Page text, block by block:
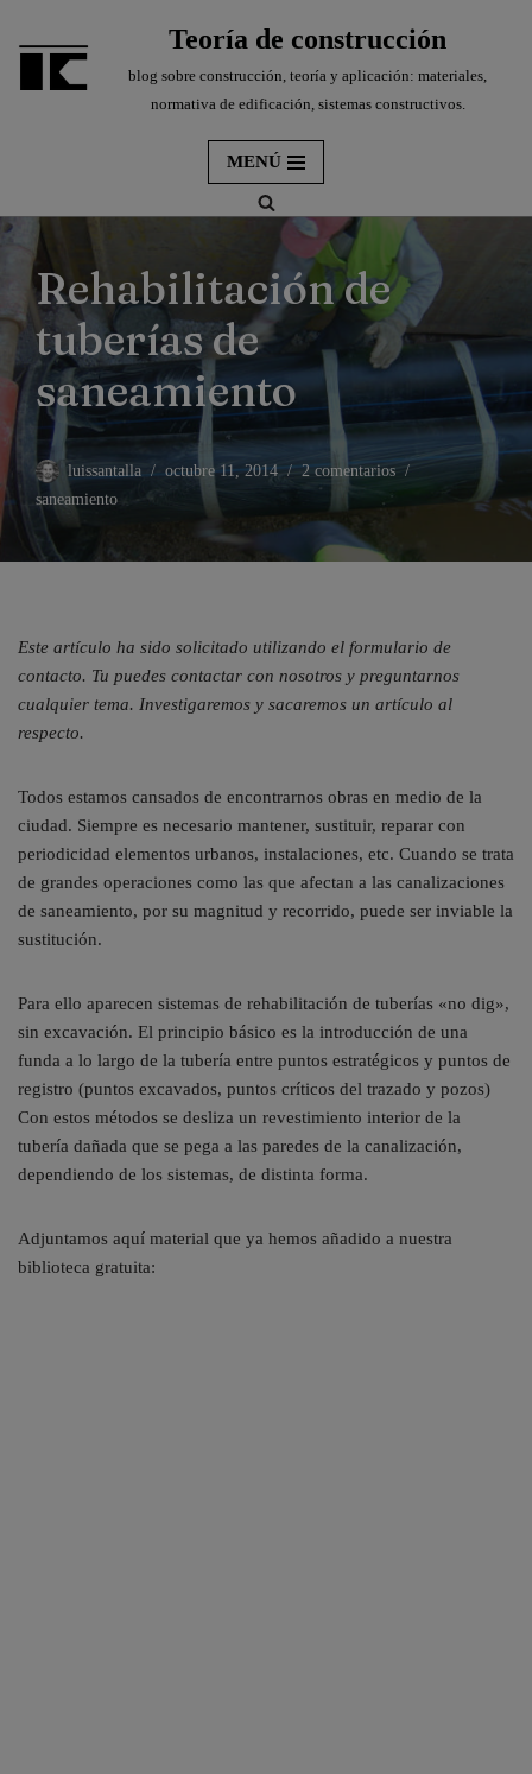
al
Teoría de construcción
blog sobre construcción, teoría y aplicación: materiales,
normativa de edificación, sistemas constructivos.
MENÚ
Rehabilitación de
tuberías de
saneamiento
luissantalla octubre 11, 2014
2 comentarios
saneamiento
Este artículo ha sido solicitado utilizando el formulario de
contacto. Tu puedes contactar con nosotros y preguntarnos
cualquier tema. Investigaremos y sacaremos un artículo al
respecto.
Todos estamos cansados de encontrarnos obras en medio de la
ciudad. Siempre es necesario mantener, sustituir, reparar con
periodicidad elementos urbanos, instalaciones, etc. Cuando se trata
de grandes operaciones como las que afectan a las canalizaciones
de saneamiento, por su magnitud y recorrido, puede ser inviable la
sustitución.
Para ello aparecen sistemas de rehabilitación de tuberías «no dig»,
sin excavación. El principio básico es la introducción de una
funda a lo largo de la tubería entre puntos estratégicos y puntos de
registro (puntos excavados, puntos críticos del trazado y pozos)
Con estos métodos se desliza un revestimiento interior de la
tubería dañada que se pega a las paredes de la canalización,
dependiendo de los sistemas, de distinta forma.
Adjuntamos aquí material que ya hemos añadido a nuestra
biblioteca gratuita: